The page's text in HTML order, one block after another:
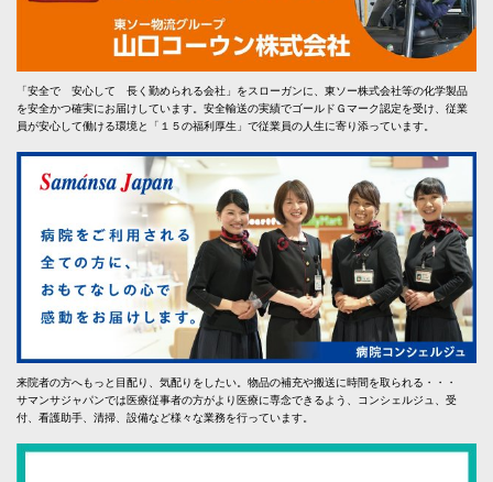
「安全で 安心して 長く勤められる会社」をスローガンに、東ソー株式会社等の化学製品
を安全かつ確実にお届けしています。安全輸送の実績でゴールドＧマーク認定を受け、従業
員が安心して働ける環境と「１５の福利厚生」で従業員の人生に寄り添っています。
来院者の方へもっと目配り、気配りをしたい。物品の補充や搬送に時間を取られる・・・
サマンサジャパンでは医療従事者の方がより医療に専念できるよう、コンシェルジュ、受
付、看護助手、清掃、設備など様々な業務を行っています。